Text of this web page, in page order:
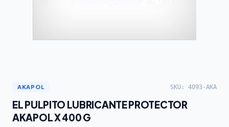
AKAPOL SKU: 4093-AKA
EL PULPITO LUBRICANTE PROTECTOR
AKAPOL X 400 G